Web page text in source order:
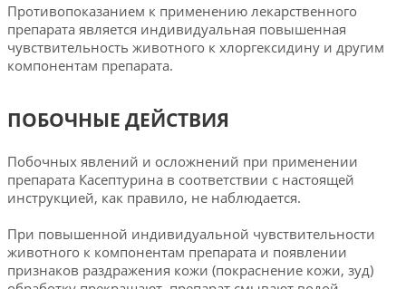
Противопоказанием к применению лекарственного
препарата является индивидуальная повышенная
чувствительность животного к хлоргексидину и другим
компонентам препарата.
ПОБОЧНЫЕ ДЕЙСТВИЯ
Побочных явлений и осложнений при применении
препарата Касептурина в соответствии с настоящей
инструкцией, как правило, не наблюдается.
При повышенной индивидуальной чувствительности
животного к компонентам препарата и появлении
признаков раздражения кожи (покраснение кожи, зуд)